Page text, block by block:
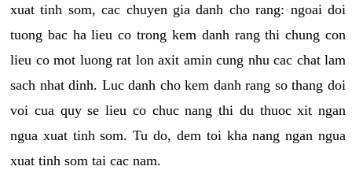
xuat tinh som, cac chuyen gia danh cho rang: ngoai doi
tuong bac ha lieu co trong kem danh rang thi chung con
lieu co mot luong rat lon axit amin cung nhu cac chat lam
sach nhat dinh. Luc danh cho kem danh rang so thang doi
voi cua quy se lieu co chuc nang thi du thuoc xit ngan
ngua xuat tinh som. Tu do, dem toi kha nang ngan ngua
xuat tinh som tai cac nam.